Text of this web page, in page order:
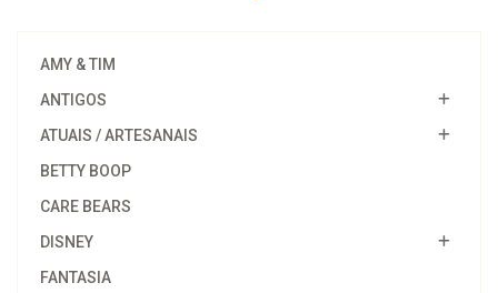
AMY & TIM
ANTIGOS
ATUAIS / ARTESANAIS
BETTY BOOP
CARE BEARS
DISNEY
FANTASIA